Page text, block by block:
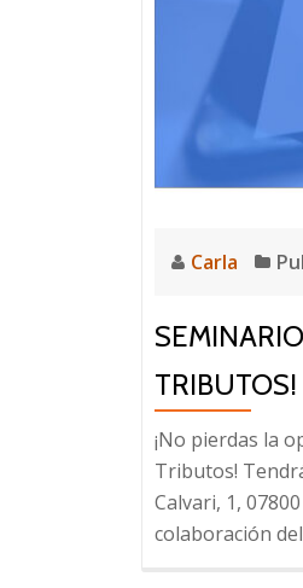
Carla
TRIBUTOS!
¡No pierdas la
Tributos!
Calvari, 1,
colaboración